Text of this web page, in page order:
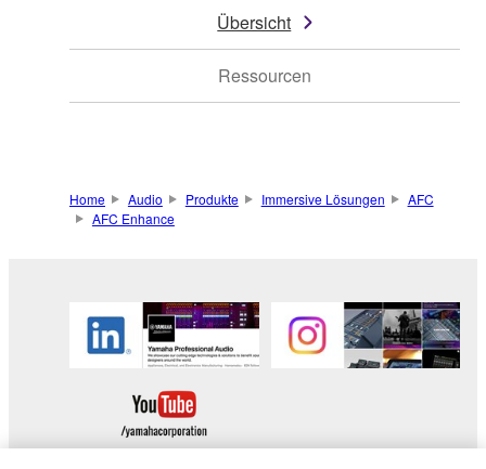
Übersicht
Ressourcen
Home Audio Produkte Immersive Lösungen
AFC
AFC Enhance